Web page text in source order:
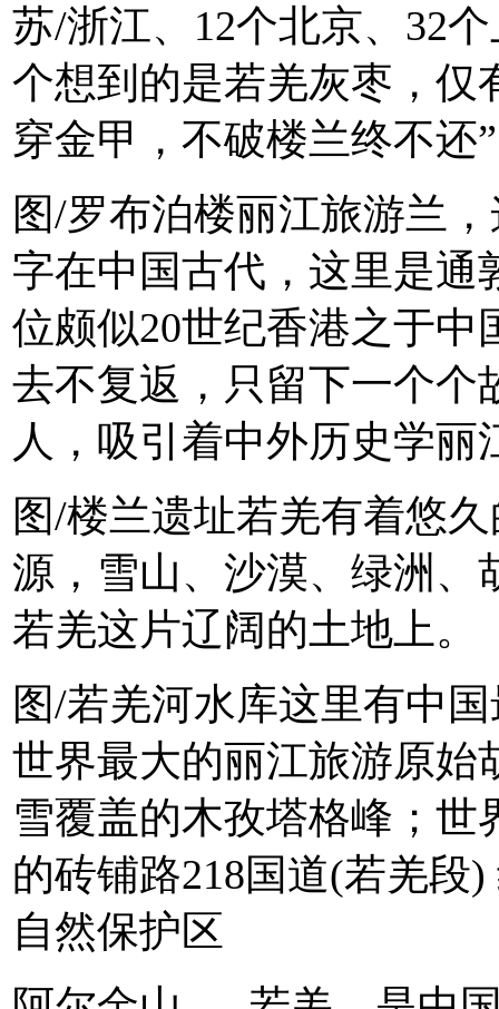
苏/浙江、12个北京、32
个想到的是若羌灰枣，仅
穿金甲，不破楼兰终不还
图/罗布泊楼丽江旅游兰
字在中国古代，这里是通
位颇似20世纪香港之于
去不复返，只留下一个个
人，吸引着中外历史学
图/楼兰遗址若羌有着悠
源，雪山、沙漠、绿洲、
若羌这片辽阔的土地上。
图/若羌河水库这里有中
世界最大的丽江旅游原始
雪覆盖的木孜塔格峰；世
的砖铺路218国道(若羌段
自然保护区